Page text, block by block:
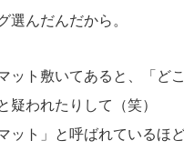
選んだんだから。
ット敷いてあると、「ど
疑われたりして（笑）
ット」と呼ばれているほ